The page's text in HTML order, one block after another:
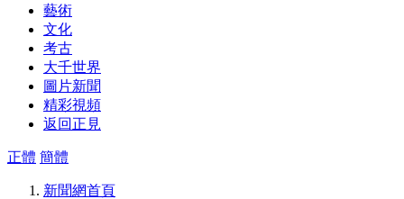
藝術
文化
考古
大千世界
圖片新聞
精彩視頻
返回正見
正體 簡體
新聞網首頁